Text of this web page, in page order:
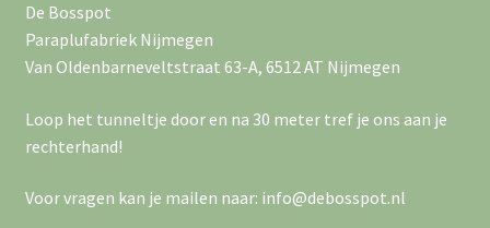
De Bosspot
Paraplufabriek Nijmegen
Van Oldenbarneveltstraat 63-A, 6512 AT Nijmegen
Loop het tunneltje door en na 30 meter tref je ons aan je
rechterhand!
Voor vragen kan je mailen naar: info@debosspot.nl